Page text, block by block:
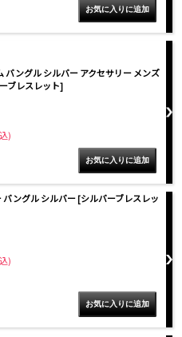
バングル シルバー アクセサリー メンズ
ブレスレット]
)
バングル シルバー [シルバーブレスレッ
)